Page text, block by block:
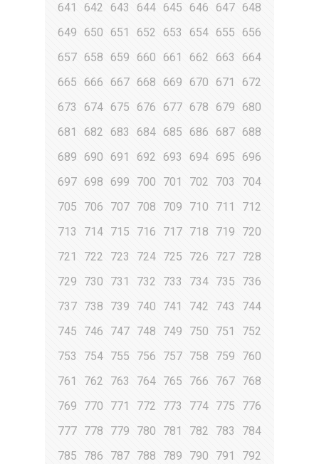
641
642 643 644 645 646 647 648
649
650 651 652 653 654 655 656
657 658 659 660 661 662 663
664
665
666 667 668 669 670 671
672
673
674 675 676 677 678 679
680
681
682 683 684 685 686 687 688
689
690 691 692 693 694 695
696
697 698 699 700 701 702 703
704
705
706 707 708 709 710 711
712
713
714 715 716 717 718 719
720
721
722 723 724 725 726 727 728
729
730 731 732 733 734 735
736
737 738 739 740 741 742 743
744
745
746 747 748 749 750 751
752
753
754 755 756 757 758 759
760
761
762 763 764 765 766 767 768
769
770 771 772 773 774 775
776
777 778 779 780 781 782 783
784
785
786 787 788 789 790 791
792